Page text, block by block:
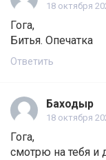
18 октября
Гога,
Битья. Опечатка
Ответить
Баходыр
18 октября
Гога,
смотрю на тебя и